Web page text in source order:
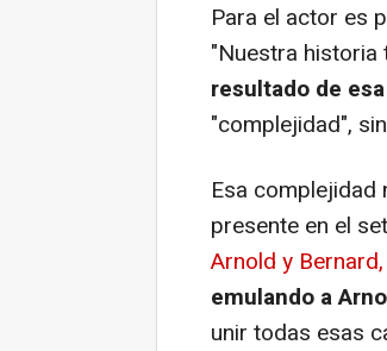
Para el actor es
"Nuestra historia
resultado de
"complejidad",
Esa complejidad
presente en el
Arnold y
emulando a
unir todas esas